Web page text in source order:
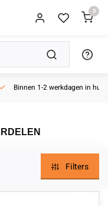
0
Filters